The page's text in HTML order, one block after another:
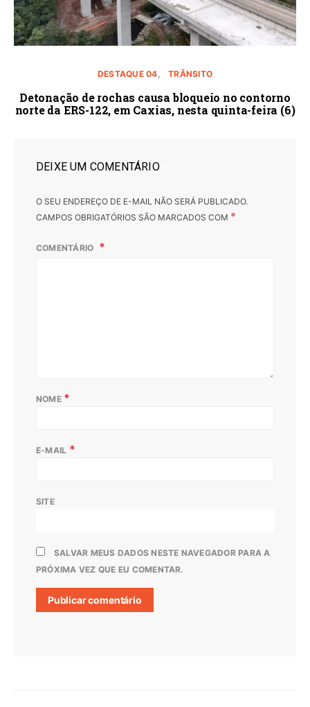
DESTAQUE 04 TRÂNSITO
Detonação de rochas causa bloqueio no contorno
norte da ERS-122, em Caxias, nesta quinta-feira (6)
DEIXE UM COMENTÁRIO
O SEU ENDEREÇO DE E-MAIL NÃO SERÁ PUBLICADO.
CAMPOS OBRIGATÓRIOS SÃO MARCADOS COM *
COMENTÁRIO
NOME *
E-MAIL *
SITE
SALVAR MEUS DADOS NESTE NAVEGADOR PARA A
PRÓXIMA VEZ QUE EU COMENTAR.